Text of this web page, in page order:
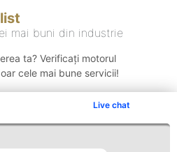
Live chat
mai buni din industrie
ta? Verificați motorul
cele mai bune servicii!